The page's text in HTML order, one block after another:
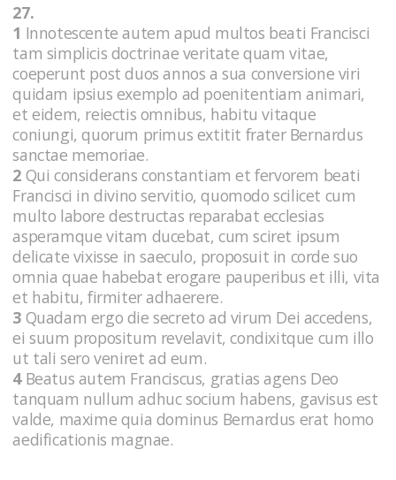
27.
1 Innotescente autem apud multos beati Francisci
tam simplicis doctrinae veritate quam vitae,
coeperunt post duos annos a sua conversione viri
quidam ipsius exemplo ad poenitentiam animari,
et eidem, reiectis omnibus, habitu vitaque
coniungi, quorum primus extitit frater Bernardus
sanctae memoriae.
2 Qui considerans constantiam et fervorem beati
Francisci in divino servitio, quomodo scilicet cum
multo labore destructas reparabat ecclesias
asperamque vitam ducebat, cum sciret ipsum
delicate vixisse in saeculo, proposuit in corde suo
omnia quae habebat erogare pauperibus et illi, vita
et habitu, firmiter adhaerere.
3 Quadam ergo die secreto ad virum Dei accedens,
ei suum propositum revelavit, condixitque cum illo
ut tali sero veniret ad eum.
4Beatus autem Franciscus, gratias agens Deo
tanquam nullum adhuc socium habens, gavisus est
valde, maxime quia dominus Bernardus erat homo
aedificationis magnae.